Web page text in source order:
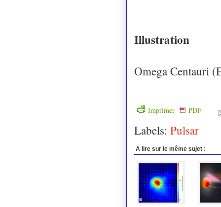
Illustration
Omega Centauri
Imprimer PDF
Labels: Pulsar
A lire sur le même sujet :